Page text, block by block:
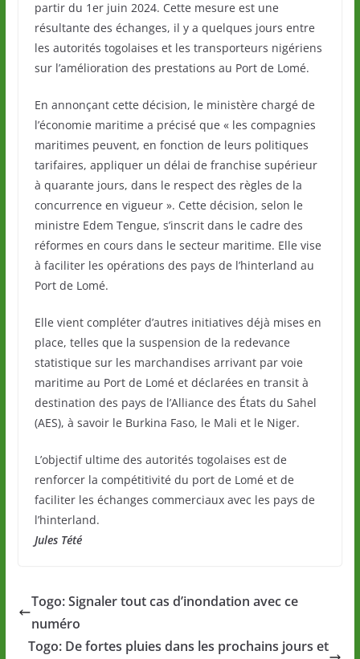
partir du 1er juin 2024. Cette mesure est une
résultante des échanges, il y a quelques jours entre
les autorités togolaises et les transporteurs nigériens
sur l’amélioration des prestations au Port de Lomé.
En annonçant cette décision, le ministère chargé de
l’économie maritime a précisé que « les compagnies
maritimes peuvent, en fonction de leurs politiques
tarifaires, appliquer un délai de franchise supérieur
à quarante jours, dans le respect des règles de la
concurrence en vigueur ». Cette décision, selon le
ministre Edem Tengue, s’inscrit dans le cadre des
réformes en cours dans le secteur maritime. Elle vise
à faciliter les opérations des pays de l’hinterland au
Port de Lomé.
Elle vient compléter d’autres initiatives déjà mises en
place, telles que la suspension de la redevance
statistique sur les marchandises arrivant par voie
maritime au Port de Lomé et déclarées en transit à
destination des pays de l’Alliance des États du Sahel
(AES), à savoir le Burkina Faso, le Mali et le Niger.
L’objectif ultime des autorités togolaises est de
renforcer la compétitivité du port de Lomé et de
faciliter les échanges commerciaux avec les pays de
l’hinterland.
Jules Tété
Togo: Signaler tout cas d’inondation avec ce
numéro
Togo: De fortes pluies dans les prochains jours et